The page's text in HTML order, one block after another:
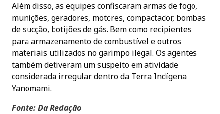
Além disso, as equipes confiscaram armas de fogo,
munições, geradores, motores, compactador, bombas
de sucção, botijões de gás. Bem como recipientes
para armazenamento de combustível e outros
materiais utilizados no garimpo ilegal. Os agentes
também detiveram um suspeito em atividade
considerada irregular dentro da Terra Indígena
Yanomami.
Fonte: Da Redação